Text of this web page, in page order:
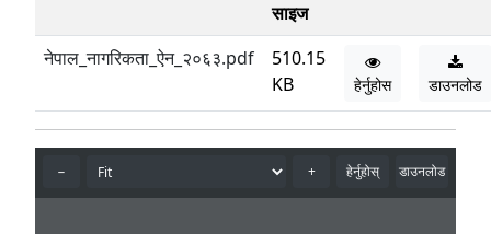
साइज
नेपाल_नागरिकता_ऐन_२०६३.pdf
510.15
KB
हेर्नुहोस डाउनलोड